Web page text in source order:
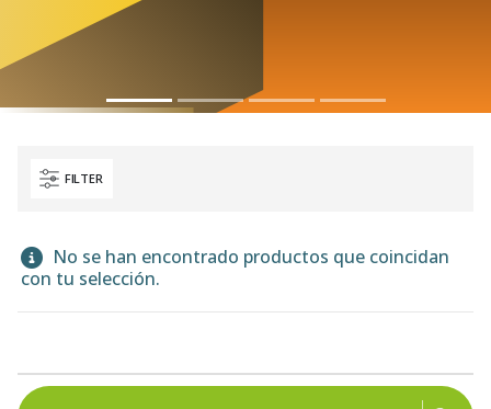
FILTER
No se han encontrado productos que coincidan
con tu selección.